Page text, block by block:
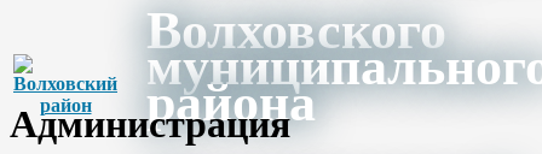
Волховского
района
Администрация